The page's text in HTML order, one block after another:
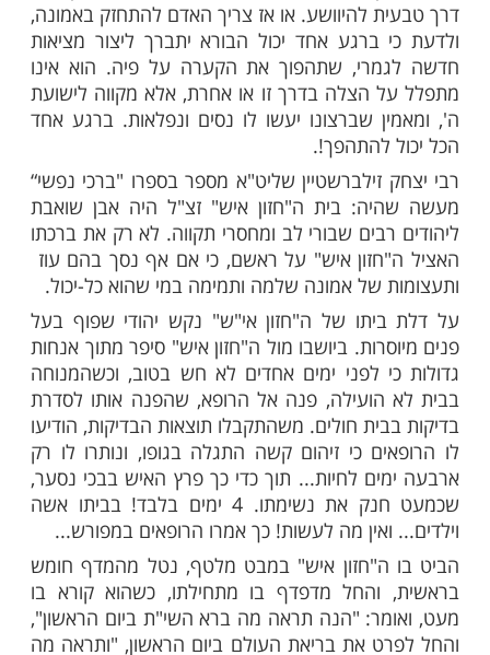
מתפלל ומבקש מאת השי"ת שתחול עליו
דרך משל, אדם שבגרונו נתגלה חיידק
נוטל אנטיביוטיקה מתאימה, ומתפלל אל
אותו. אמנם, יודע הוא כי למרות האמצעים
עדיין נתון הוא בידי ה', אך יש לו דרך
על הדעת שבה ייוושע.
נקלע האדם לקשיים שעדיין לא נמצא
עולם הרפואה מרים ידיים בייאוש, ואין שום
להיוושע. או אז צריך האדם להתחזק באמונה,
ברגע אחד יכול הבורא יתברך ליצור מציאות
שתהפוך את הקערה על פיה. הוא אינו
הצלה בדרך זו או אחרת, אלא מקווה לישועת
שברצונו יעשו לו נסים ונפלאות. ברגע אחד
להתהפך!.
זילברשטיין שליט"א מספר בספרו "ברכי נפשי“
בית ה"חזון איש" זצ"ל היה אבן שואבת
שבורי לב ומחסרי תקווה. לא רק את ברכתו
איש" על ראשם, כי אם אף נסך בהם עוז
של אמונה שלמה ותמימה במי שהוא כל-יכול.